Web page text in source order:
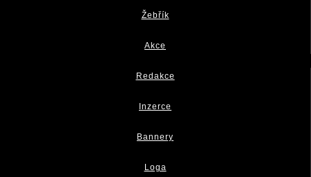
Žebřík
Akce
Redakce
Inzerce
Bannery
Loga